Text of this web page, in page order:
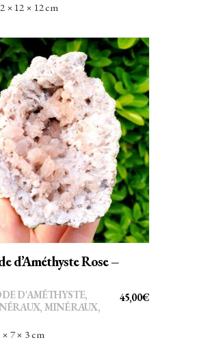
produit
À
99,00€
× 12 × 12 cm
AU PANIER
d’Améthyste Rose –
45,00€
D'AMÉTHYSTE,
, MINÉRAUX,
7 × 3 cm